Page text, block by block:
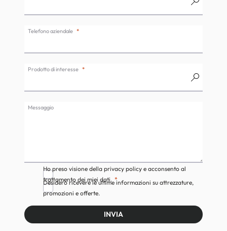
Telefono aziendale
Prodotto di interesse
Messaggio
Ho preso visione della privacy policy e acconsento al
trattamento dei miei dati.
Desidero ricevere le ultime informazioni su attrezzature,
promozioni e offerte.
INVIA